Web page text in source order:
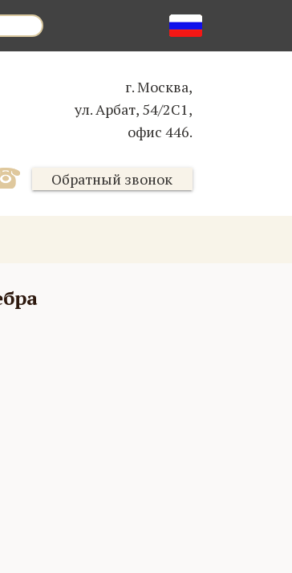
г. Москва,
ул. Арбат, 54/2С1,
офис 446.
Обратный звонок